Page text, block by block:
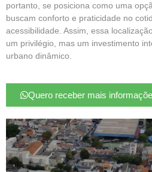
portanto, se posiciona como uma
buscam conforto e praticidade no
acessibilidade. Assim, essa
um privilégio, mas um investimento
urbano dinâmico.
Quero receber mais